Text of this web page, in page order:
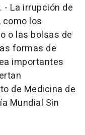
- La irrupción de
los
o las bolsas de
formas de
importantes
de Medicina de
Mundial Sin